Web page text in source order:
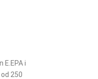
i
250